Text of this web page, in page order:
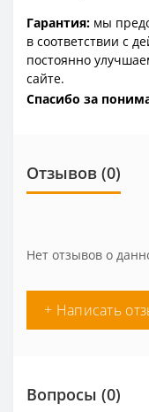
Гарантия: мы
в соответствии с
постоянно
сайте.
Спасибо за
Отзывов (0)
Нет отзывов о
+ Написать
Вопросы (0)